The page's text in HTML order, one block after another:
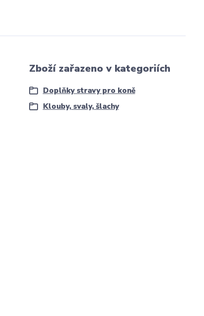
Zboží zařazeno v kategoriích
Doplňky stravy pro koně
Klouby, svaly, šlachy